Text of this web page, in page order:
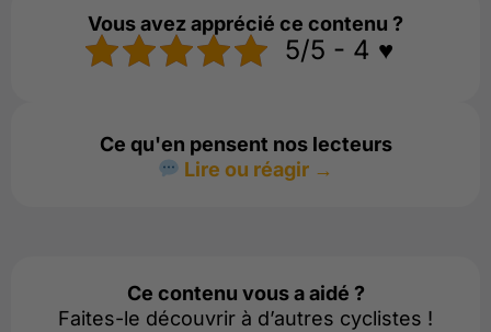
Vous avez apprécié ce contenu ?
5/5 - 4 ♥️
Ce qu'en pensent nos lecteurs
Lire ou réagir →
Ce contenu vous a aidé ?
Faites-le découvrir à d’autres cyclistes !